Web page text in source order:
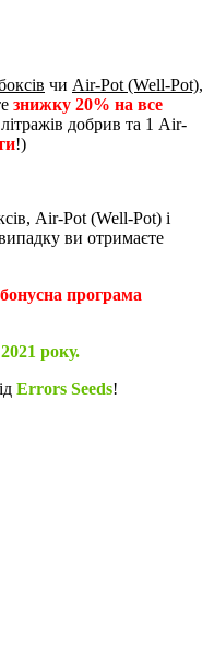
чи Air-Pot (Well-Pot),
знижку 20% на все
добрив та 1 Air-
!)
Air-Pot (Well-Pot) і
ви отримаєте
програма
року.
Errors Seeds!